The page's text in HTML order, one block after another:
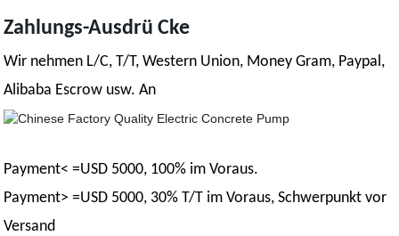
Zahlungs-Ausdrü Cke
Wir nehmen L/C, T/T, Western Union, Money Gram, Paypal,
Alibaba Escrow usw. An
Payment< =USD 5000, 100% im Voraus.
Payment> =USD 5000, 30% T/T im Voraus, Schwerpunkt vor
Versand